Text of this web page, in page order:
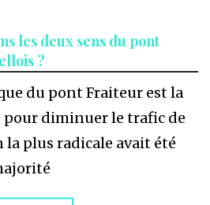
les deux sens du pont
?
du pont Fraiteur est la
diminuer le trafic de
plus radicale avait été